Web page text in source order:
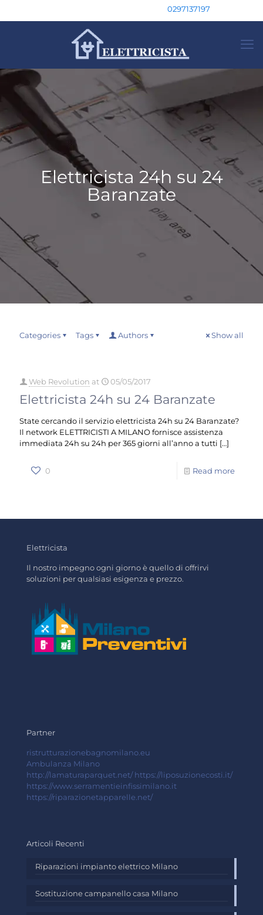
0297137197
Elettricista 24h su 24
Baranzate
Categories Tags Authors Show all
Web Revolution at 05/05/2017
Elettricista 24h su 24 Baranzate
State cercando il servizio elettricista 24h su 24 Baranzate?
Il network ELETTRICISTI A MILANO fornisce assistenza
immediata 24h su 24h per 365 giorni all’anno a tutti […]
0 Read more
Elettricista
Il nostro impegno ogni giorno è quello di offrirvi
soluzioni per qualsiasi esigenza e prezzo.
Partner
ristrutturazionebagnomilano.eu
Ambulanza Milano
http://lamaturaparquet.net/ https://liposuzionecosti.it/
https://www.serramentieinfissimilano.it
https://riparazionetapparelle.net/
Articoli Recenti
Riparazioni impianto elettrico Milano
Sostituzione campanello casa Milano